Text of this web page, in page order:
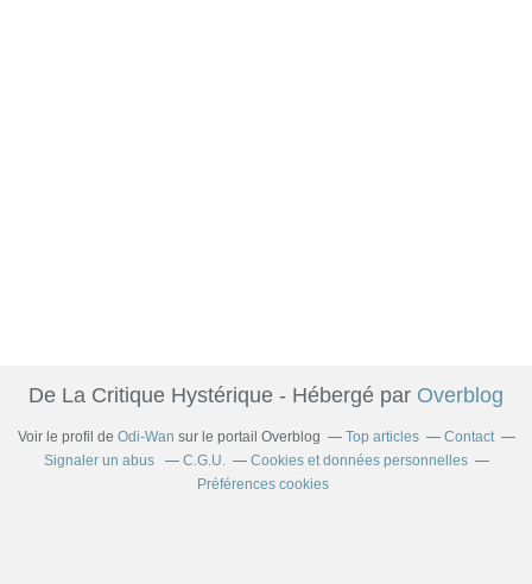
De La Critique Hystérique - Hébergé par Overblog
Voir le profil de Odi-Wan sur le portail Overblog Top articles
Contact
Signaler un abus
C.G.U.
Cookies et données personnelles
Préférences cookies